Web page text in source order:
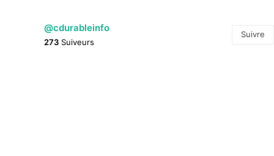
@cdurableinfo
273 Suiveurs
Suivre